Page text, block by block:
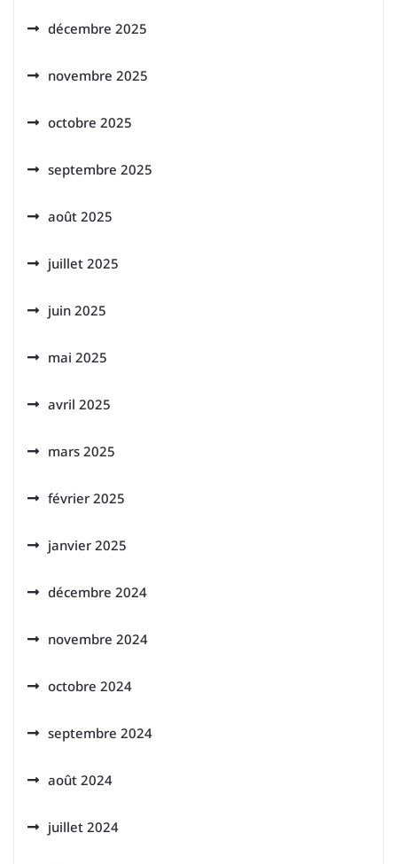
décembre 2025
novembre 2025
octobre 2025
septembre 2025
août 2025
juillet 2025
juin 2025
mai 2025
avril 2025
mars 2025
février 2025
janvier 2025
décembre 2024
novembre 2024
octobre 2024
septembre 2024
août 2024
juillet 2024